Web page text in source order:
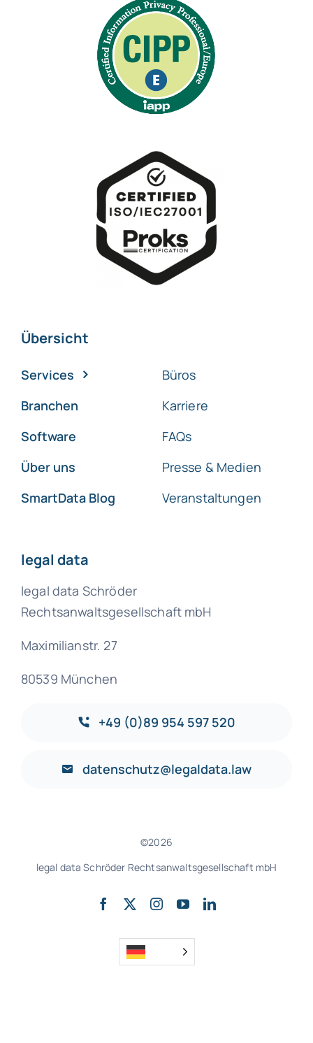
Übersicht
Services
Branchen
Software
Über uns
SmartData Blog
Büros
Karriere
FAQs
Presse & Medien
Veranstaltungen
legal data
legal data Schröder
Rechtsanwaltsgesellschaft mbH
Maximilianstr. 27
80539 München
+49 (0)89 954 597 520
datenschutz@legaldata.law
©2026
legal data Schröder Rechtsanwaltsgesellschaft mbH